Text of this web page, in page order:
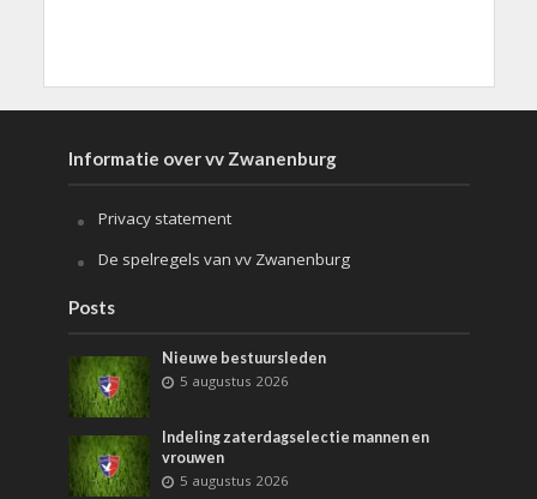
Informatie over vv Zwanenburg
Privacy statement
De spelregels van vv Zwanenburg
Posts
Nieuwe bestuursleden
5 augustus 2026
Indeling zaterdagselectie mannen en
vrouwen
5 augustus 2026